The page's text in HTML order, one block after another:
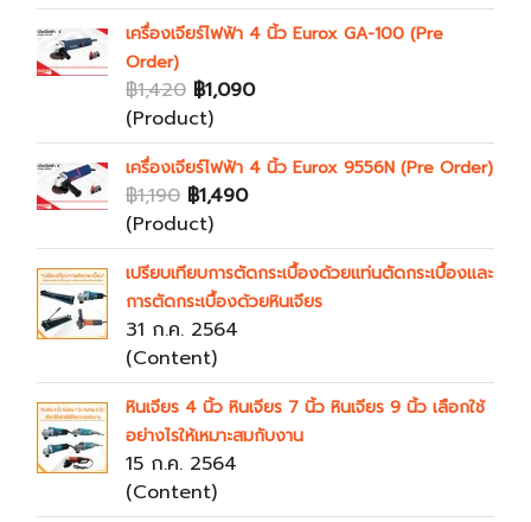
เครื่องเจียร์ไฟฟ้า 4 นิ้ว Eurox GA-100 (Pre
Order)
฿1,420 ฿1,090
(Product)
เครื่องเจียร์ไฟฟ้า 4 นิ้ว Eurox 9556N (Pre Order)
฿1,190 ฿1,490
(Product)
เปรียบเทียบการตัดกระเบื้องด้วยแท่นตัดกระเบื้องและ
การตัดกระเบื้องด้วยหินเจียร
31 ก.ค. 2564
(Content)
หินเจียร 4 นิ้ว หินเจียร 7 นิ้ว หินเจียร 9 นิ้ว เลือกใช้
อย่างไรให้เหมาะสมกับงาน
15 ก.ค. 2564
(Content)